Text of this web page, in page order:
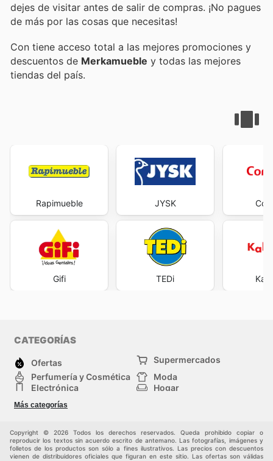
dejes de visitar antes de salir de compras. ¡No pagues
de más por las cosas que necesitas!
Con tiene acceso total a las mejores promociones y
descuentos de Merkamueble y todas las mejores
tiendas del país.
Rapimueble
Gifi
JYSK
TEDi
CATEGORÍAS
Ofertas
Supermercados
Perfumería y Cosmética
Moda
Electrónica
Hogar
Deporte
Juguetes y bebés
Más categorías
Copyright © 2026 Todos los derechos reservados. Queda prohibido copiar o
reproducir los textos sin acuerdo escrito de antemano. Las fotografías, imágenes y
folletos de los productos son sólo a fines ilustrativos. Las precios con descuentos
vienen de distribuidores oficiales que figuran en este sitio. Las ofertas son válidas